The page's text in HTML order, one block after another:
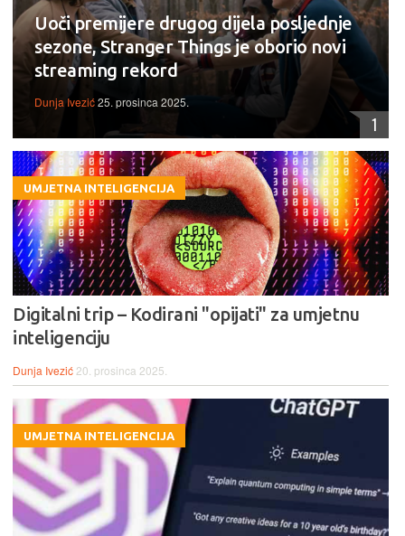
Uoči premijere drugog dijela posljednje
sezone, Stranger Things je oborio novi
streaming rekord
Dunja Ivezić25. prosinca 2025.
1
UMJETNA INTELIGENCIJA
Digitalni trip – Kodirani "opijati" za umjetnu
inteligenciju
Dunja Ivezić 20. prosinca 2025.
UMJETNA INTELIGENCIJA